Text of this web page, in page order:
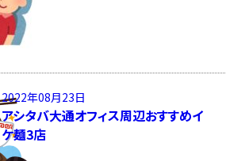
2022年08月23日
アシタバ大通オフィス周辺おすすめイ
ケ麺3店